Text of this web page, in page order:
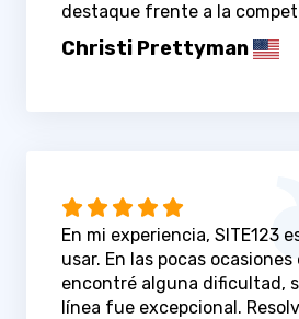
destaque frente a la
Christi Prettyman
En mi experiencia, SITE123
usar. En las pocas
encontré alguna dificultad,
línea fue excepcional.